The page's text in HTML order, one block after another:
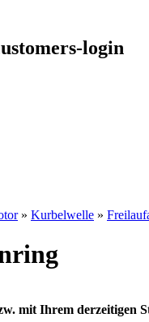
login
» Kurbelwelle »
mit Ihrem derzeitigen